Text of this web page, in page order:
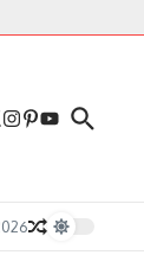
poesia del folk alle